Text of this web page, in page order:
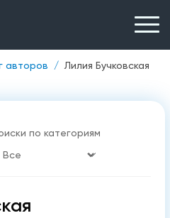
авторов Лилия Бучковская
по категориям